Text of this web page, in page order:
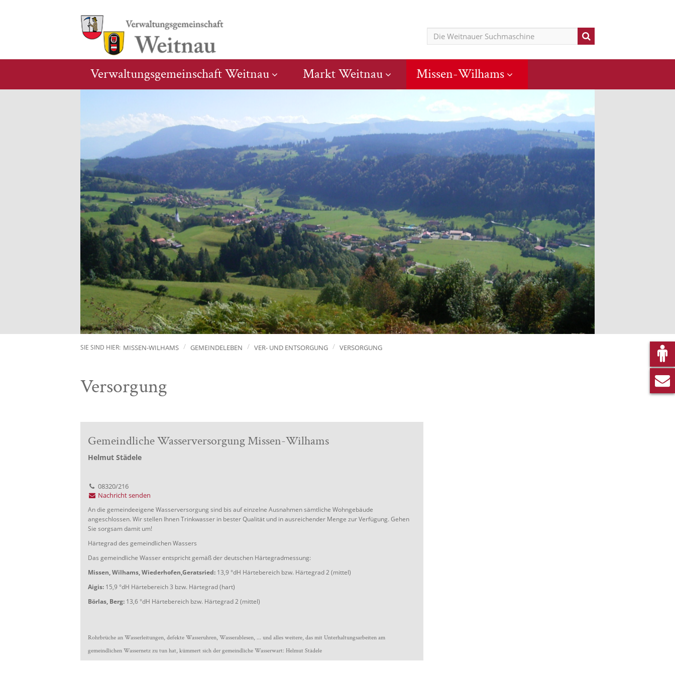
Verwaltungsgemeinschaft Weitnau Markt Weitnau Missen-Wilhams
SIE SIND HIER: MISSEN-WILHAMS GEMEINDELEBEN VER- UND ENTSORGUNG VERSORGUNG
Versorgung
Gemeindliche Wasserversorgung Missen-Wilhams
Helmut Städele
08320/216
Nachricht senden
An die gemeindeeigene Wasserversorgung sind bis auf einzelne Ausnahmen sämtliche Wohngebäude
angeschlossen. Wir stellen Ihnen Trinkwasser in bester Qualität und in ausreichender Menge zur Verfügung. Gehen
Sie sorgsam damit um!
Härtegrad des gemeindlichen Wassers
Das gemeindliche Wasser entspricht gemäß der deutschen Härtegradmessung:
Missen, Wilhams, Wiederhofen,Geratsried: 13,9 °dH Härtebereich bzw. Härtegrad 2 (mittel)
Aigis: 15,9 °dH Härtebereich 3 bzw. Härtegrad (hart)
Börlas, Berg: 13,6 °dH Härtebereich bzw. Härtegrad 2 (mittel)
Rohrbrüche an Wasserleitungen, defekte Wasseruhren, Wasserablesen, ... und alles weitere, das mit Unterhaltungsarbeiten am
gemeindlichen Wassernetz zu tun hat, kümmert sich der gemeindliche Wasserwart: Helmut Städele